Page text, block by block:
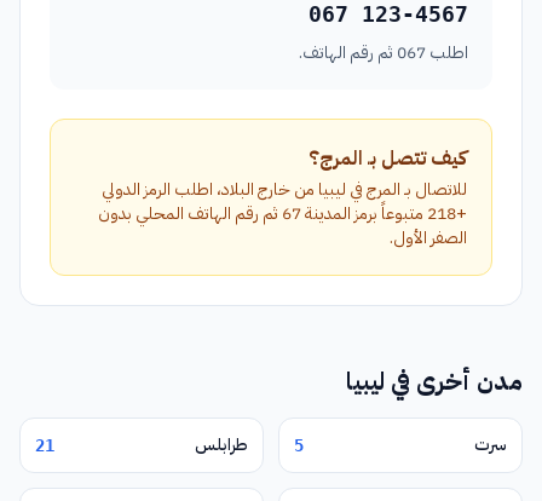
067 123-4567
اطلب 067 ثم رقم الهاتف.
كيف تتصل بـ المرج؟
للاتصال بـ المرج في ليبيا من خارج البلاد، اطلب الرمز الدولي
+218 متبوعاً برمز المدينة 67 ثم رقم الهاتف المحلي بدون
الصفر الأول.
مدن أخرى في ليبيا
سرت 5 طرابلس 21